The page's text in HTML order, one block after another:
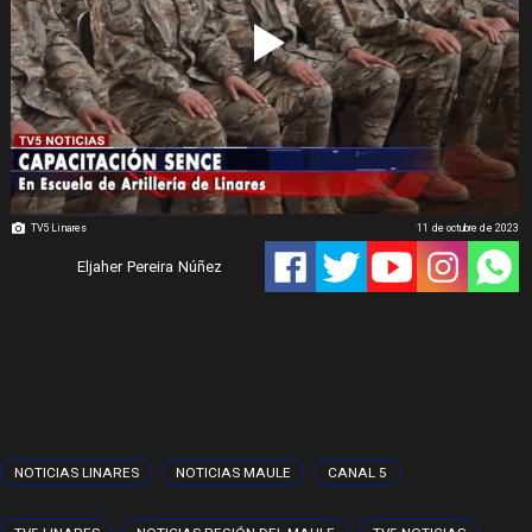
TV5 Linares
Eljaher Pereira Núñez
11 de octubre de 2023
NOTICIAS LINARES NOTICIAS MAULE CANAL 5